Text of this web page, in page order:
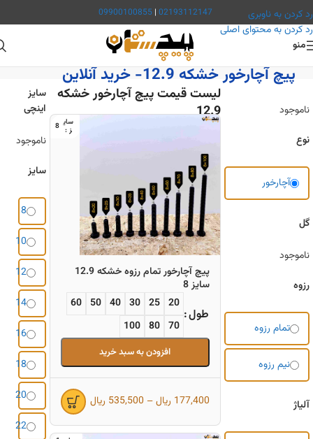
رد کردن به ناوبری
رد کردن به محتوای اصلی
فاکتور رسمی در سامانه مودیان
02193112147
|
09900100855
منوپیچستان پیچ آچارخور/پیچ آچارخور خشکه 12.9
پیچ آچارخور خشکه 12.9- خرید آنلاین
ناموجود
نوع
آچارخور
گل
ناموجود
رزوه
تمام رزوه
نیم رزوه
آلیاژ
لیست قیمت پیچ آچارخور خشکه
12.9
8
پیچ آچارخور تمام رزوه خشکه 12.9
سایز 8
طول
20
25
30
40
50
60
70
80
100
افزودن به سبد خرید
177,400 ریال–
535,500 ریال
سایز
اینچی
ناموجود
سایز
8
10
12
14
16
18
20
22